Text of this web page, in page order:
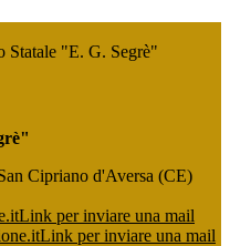
Statale "E. G. Segrè"
Cipriano d'Aversa (CE)
Link per inviare una mail
Link per inviare una mail